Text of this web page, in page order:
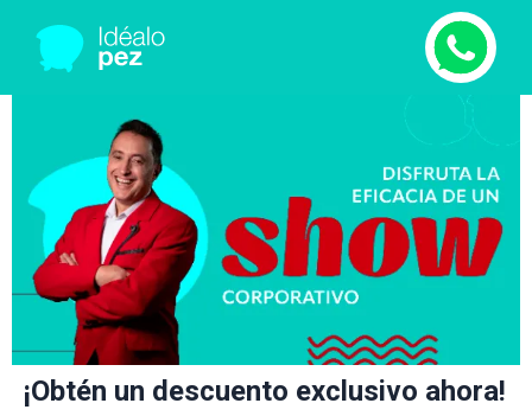
¡Obtén un descuento exclusivo ahora!